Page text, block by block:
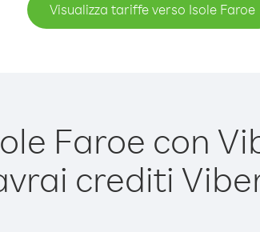
Visualizza tariffe verso Isole Faroe
Faroe con
crediti